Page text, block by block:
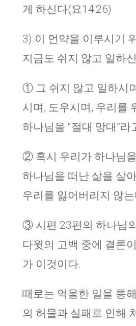
게 하신다(요14:26)
3) 이 언약을 이루시기
지금도 쉬지 않고 일하
① 그 쉬지 않고 일하시
시며, 도우시며, 우리를
하나님을 “절대 망대”라
② 혹시 우리가 하나님
하나님을 떠난 삶을 살
우리를 잃어버리지 않
③ 시편 23편의 하나님
다윗의 고백 중에 결론
가 이것이다.
때로는 억울한 일을 통
의 허물과 실패로 인해